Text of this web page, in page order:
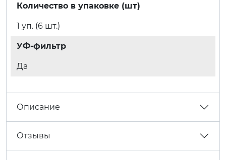
Количество в упаковке (шт)
1 уп. (6 шт.)
УФ-фильтр
Да
Описание
Отзывы